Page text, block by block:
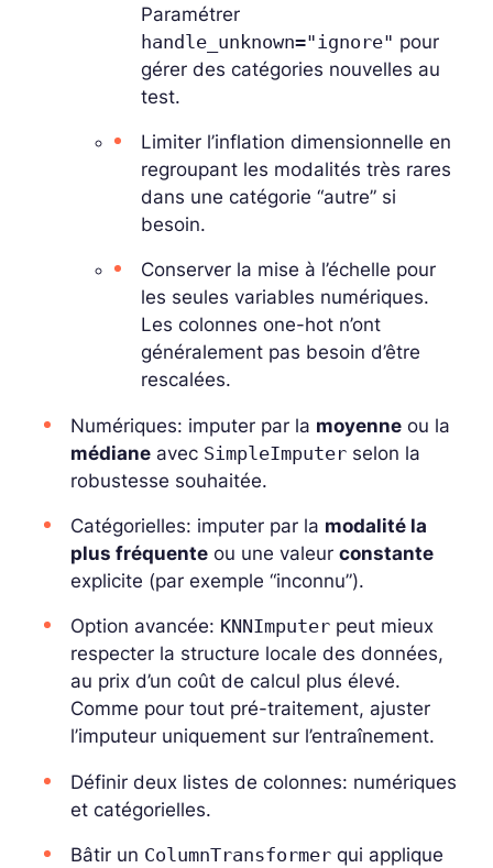
Paramétrer
handle_unknown="ignore" pour
gérer des catégories nouvelles au
test.
Limiter l’inflation dimensionnelle en
regroupant les modalités très rares
dans une catégorie “autre” si
besoin.
Conserver la mise à l’échelle pour
les seules variables numériques.
Les colonnes one-hot n’ont
généralement pas besoin d’être
rescalées.
Numériques: imputer par la moyenne ou la
médiane avec SimpleImputer selon la
robustesse souhaitée.
Catégorielles: imputer par la modalité la
plus fréquente ou une valeur constante
explicite (par exemple “inconnu”).
Option avancée: KNNImputer peut mieux
respecter la structure locale des données,
au prix d’un coût de calcul plus élevé.
Comme pour tout pré-traitement, ajuster
l’imputeur uniquement sur l’entraînement.
Définir deux listes de colonnes: numériques
et catégorielles.
Bâtir un ColumnTransformer qui applique